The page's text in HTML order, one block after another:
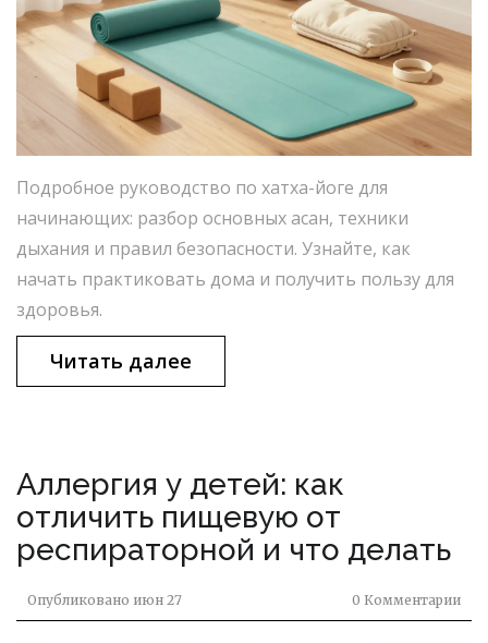
Подробное руководство по хатха-йоге для
начинающих: разбор основных асан, техники
дыхания и правил безопасности. Узнайте, как
начать практиковать дома и получить пользу для
здоровья.
Читать далее
Аллергия у детей: как
отличить пищевую от
респираторной и что делать
Опубликовано июн 27 0 Комментарии